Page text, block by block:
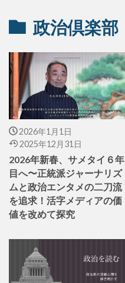
政治倶楽部
2026年1月1日
2025年12月31日
2026年新春、サメタイ６年
目へ〜正統派ジャーナリズ
ムと政治エンタメの二刀流
を追求！活字メディアの価
値を改めて探究